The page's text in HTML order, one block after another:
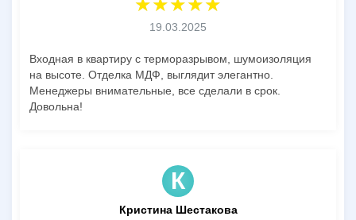
19.03.2025
Входная в квартиру с терморазрывом, шумоизоляция
на высоте. Отделка МДФ, выглядит элегантно.
Менеджеры внимательные, все сделали в срок.
Довольна!
К
Кристина Шестакова